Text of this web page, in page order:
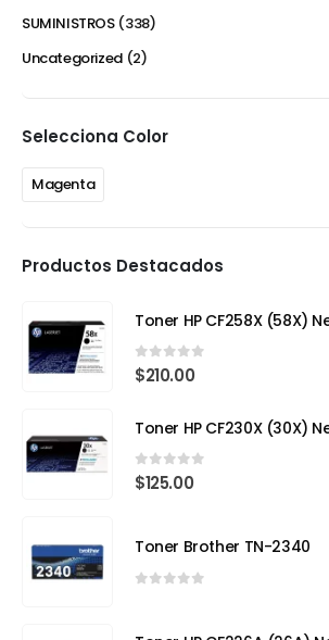
SUMINISTROS (338)
Uncategorized (2)
Selecciona Color
Magenta
Productos Destacados
0out of 5
$210.00
0out of 5
$125.00
Toner Brother TN-2340